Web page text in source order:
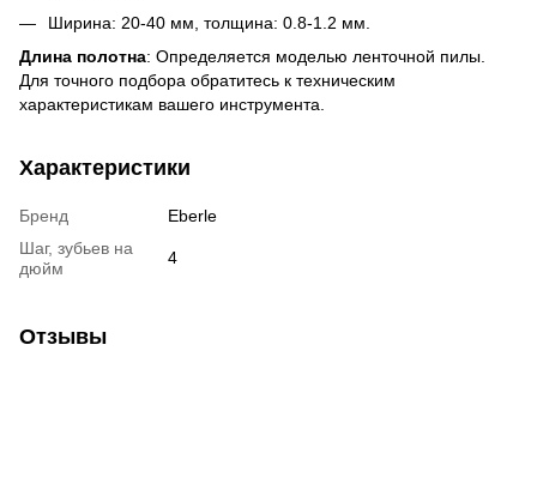
Ширина: 20-40 мм, толщина: 0.8-1.2 мм.
Длина полотна: Определяется моделью ленточной пилы.
Для точного подбора обратитесь к техническим
характеристикам вашего инструмента.
Характеристики
Бренд
Eberle
Шаг, зубьев на
дюйм
4
Отзывы